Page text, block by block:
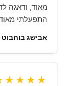
מאוד, ודאגה
התפעלתי
אבישג בוחבוט